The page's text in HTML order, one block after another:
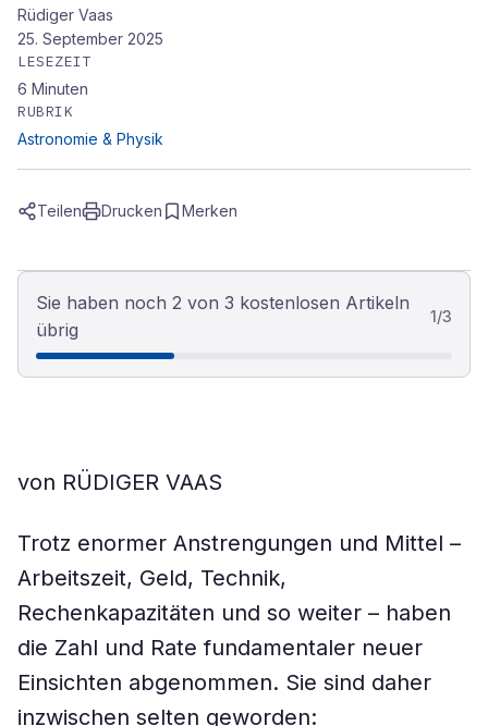
Rüdiger Vaas
25. September 2025
LESEZEIT
6 Minuten
RUBRIK
Astronomie & Physik
Teilen Drucken Merken
Sie haben noch 2 von 3 kostenlosen Artikeln
übrig
1/3
von RÜDIGER VAAS
Trotz enormer Anstrengungen und Mittel –
Arbeitszeit, Geld, Technik,
Rechenkapazitäten und so weiter – haben
die Zahl und Rate fundamentaler neuer
Einsichten abgenommen. Sie sind daher
inzwischen selten geworden: